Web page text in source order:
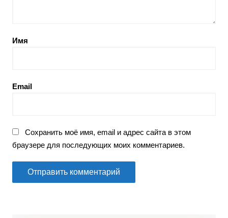
Имя
Email
Сохранить моё имя, email и адрес сайта в этом
браузере для последующих моих комментариев.